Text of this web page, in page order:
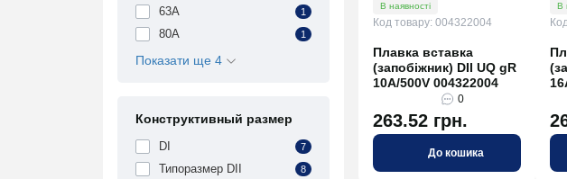
63A 1
80A 1
Показати ще 4
Конструктивный размер
DI 7
Типоразмер DII 8
В наявності
Код товару: 004322004
Плавка вставка
(запобіжник) DII UQ gR
10A/500V 004322004
0
263.52 грн.
До кошика
В